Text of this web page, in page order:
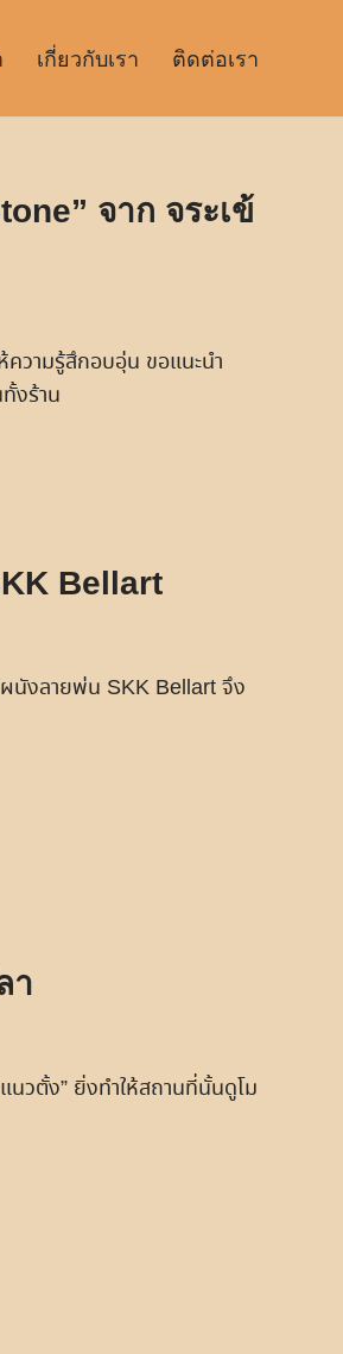
เกี่ยวกับเรา ติดต่อเรา
จาก จระเข้
ความรู้สึกอบอุ่น ขอแนะนำ
งร้าน
Bellart
ผนังลายพ่น SKK Bellart จึง
า
นวตั้ง” ยิ่งทำให้สถานที่นั้นดูโม